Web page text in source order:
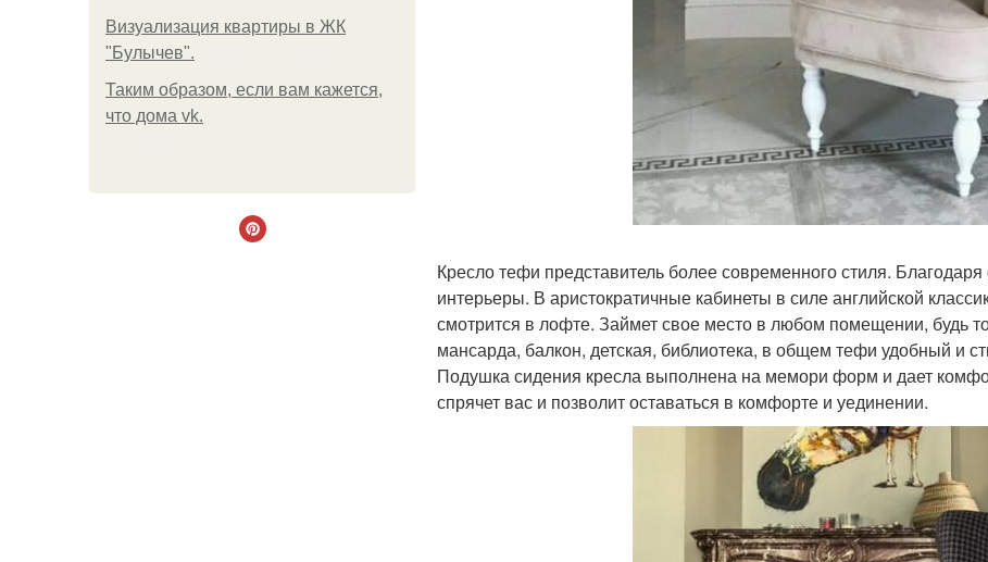
Визуализация квартиры в ЖК
"Булычев".
Таким образом, если вам кажется,
что дома vk.
Кресло тефи представитель более современного стиля.
интерьеры. В аристократичные кабинеты в силе английской
смотрится в лофте. Займет свое место в любом помещении, будь
мансарда, балкон, детская, библиотека, в общем тефи удобный и
Подушка сидения кресла выполнена на мемори форм и дает
спрячет вас и позволит оставаться в комфорте и уединении.